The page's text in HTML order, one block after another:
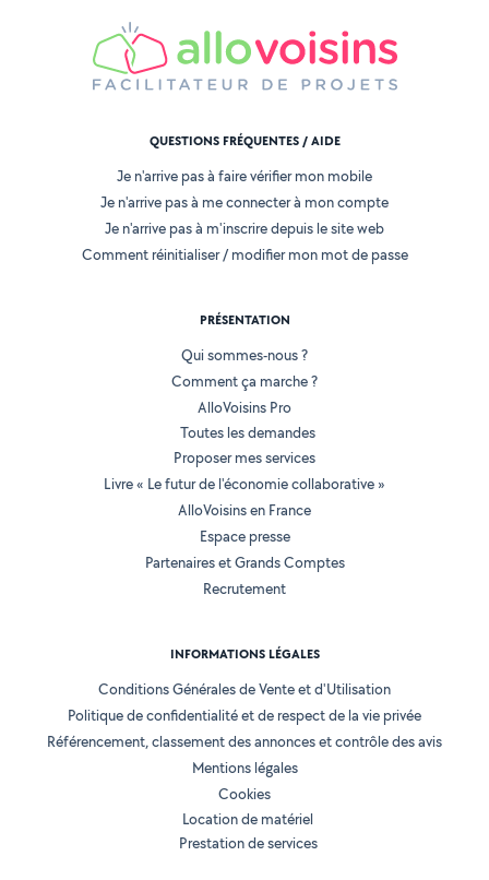
QUESTIONS FRÉQUENTES / AIDE
Je n'arrive pas à faire vérifier mon mobile
Je n'arrive pas à me connecter à mon compte
Je n'arrive pas à m'inscrire depuis le site web
Comment réinitialiser / modifier mon mot de passe
PRÉSENTATION
Qui sommes-nous ?
Comment ça marche ?
AlloVoisins Pro
Toutes les demandes
Proposer mes services
Livre « Le futur de l'économie collaborative »
AlloVoisins en France
Espace presse
Partenaires et Grands Comptes
Recrutement
INFORMATIONS LÉGALES
Conditions Générales de Vente et d'Utilisation
Politique de confidentialité et de respect de la vie privée
Référencement, classement des annonces et contrôle des avis
Mentions légales
Cookies
Location de matériel
Prestation de services